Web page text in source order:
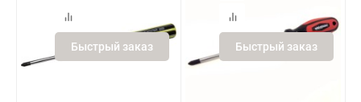
Быстрый заказ Быстрый заказ